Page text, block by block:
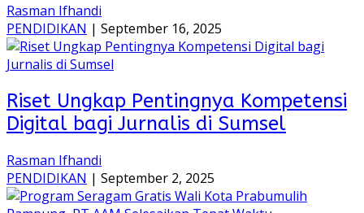
Rasman Ifhandi
PENDIDIKAN | September 16, 2025
Riset Ungkap Pentingnya Kompetensi
Digital bagi Jurnalis di Sumsel
Rasman Ifhandi
PENDIDIKAN | September 2, 2025